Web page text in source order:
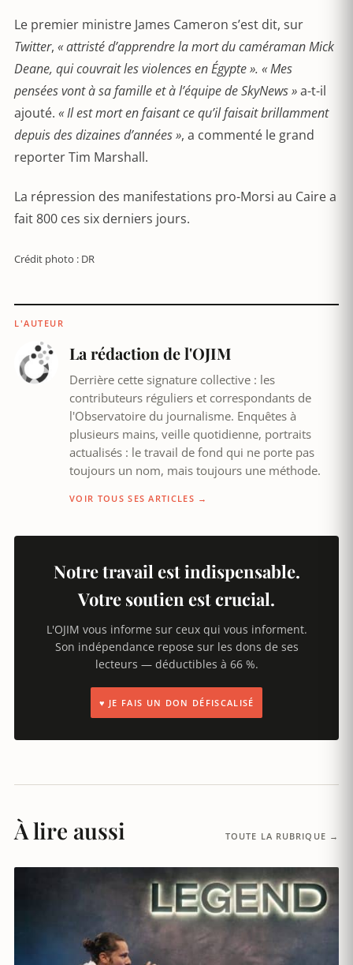
Le premier ministre James Cameron s’est dit, sur
Twitter, « attristé d’apprendre la mort du caméraman Mick
Deane, qui couvrait les violences en Égypte ». « Mes
pensées vont à sa famille et à l’équipe de SkyNews »a-t-il
ajouté. « Il est mort en faisant ce qu’il faisait brillamment
depuis des dizaines d’années », a commenté le grand
reporter Tim Marshall.
La répression des manifestations pro-Morsi au Caire a
fait 800 ces six derniers jours.
Crédit photo : DR
L'AUTEUR
La rédaction de l'OJIM
Derrière cette signature collective : les
contributeurs réguliers et correspondants de
l'Observatoire du journalisme. Enquêtes à
plusieurs mains, veille quotidienne, portraits
actualisés : le travail de fond qui ne porte pas
toujours un nom, mais toujours une méthode.
VOIR TOUS SES ARTICLES →
Notre travail est indispensable.
Votre soutien est crucial.
L'OJIM vous informe sur ceux qui vous informent.
Son indépendance repose sur les dons de ses
lecteurs — déductibles à 66 %.
♥ JE FAIS UN DON DÉFISCALISÉ
À lire aussi TOUTE LA RUBRIQUE →